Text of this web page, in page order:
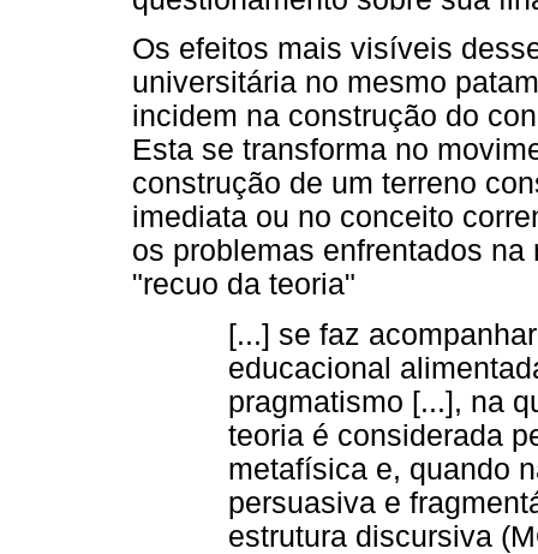
Os efeitos mais visíveis
universitária no mesmo
incidem na construção do
Esta se transforma no
construção de um terreno
imediata ou no conceito
os problemas enfrentados
"recuo da teoria"
[...] se faz
educacional
pragmatismo [...], na
teoria é considerada
metafísica e, quando
persuasiva e
estrutura discursiva